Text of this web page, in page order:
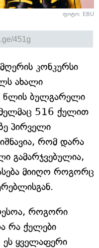
ფოტო: EBU
კონკურსი
ახალი
წლის ბულგარელი
516 ქულით
პირველი
რომ დარა
გამარჯვებულია,
მიიღო როგორც
როგორი
რა ქულები
ყველაფერი